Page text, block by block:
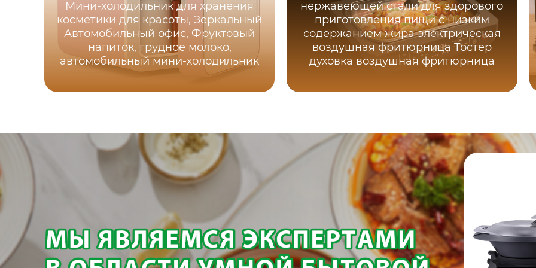
Мини-холодильник для хранения
косметики для красоты, Зеркальный
Автомобильный офис, Фруктовый
напиток, грудное молоко,
автомобильный мини-холодильник
нержавеющей стали для здорового
приготовления пищи с низким
содержанием жира электрическая
воздушная фритюрница Тостер
духовка воздушная фритюрница